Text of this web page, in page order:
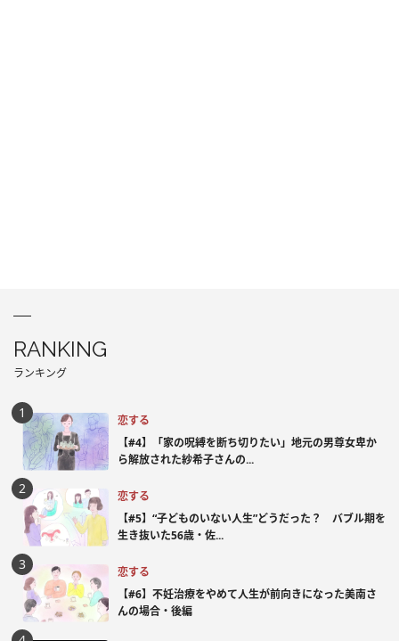
RANKING
ランキング
恋する
【#4】「家の呪縛を断ち切りたい」地元の男尊女卑か
ら解放された紗希子さんの...
恋する
【#5】“子どものいない人生”どうだった？ バブル期を
生き抜いた56歳・佐...
恋する
【#6】不妊治療をやめて人生が前向きになった美南さ
んの場合・後編